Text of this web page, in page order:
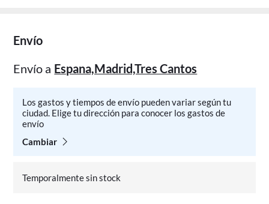
Envío
Envío a Espana,Madrid,Tres Cantos
Los gastos y tiempos de envío pueden variar según tu
ciudad. Elige tu dirección para conocer los gastos de
envío
Cambiar
Temporalmente sin stock